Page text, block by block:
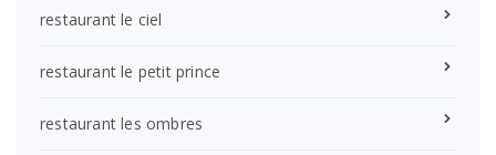
restaurant le ciel
restaurant le petit prince
restaurant les ombres